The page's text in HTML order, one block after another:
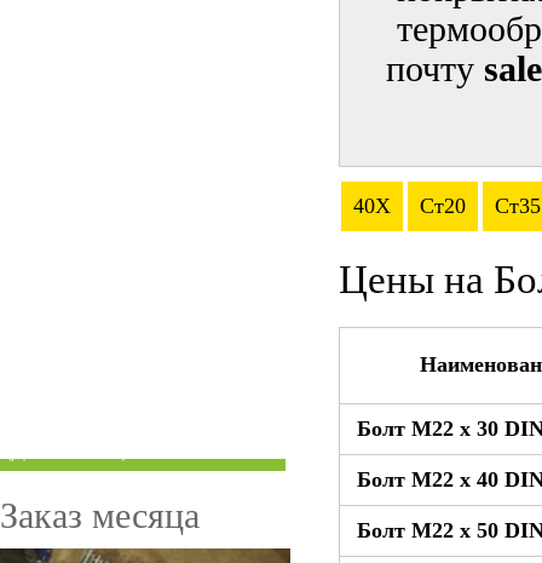
почту
40Х Ст20 Ст35
Цены на
Болт М22 x 30
Болт М22 x 40
Болт М22 x 50
Заказ месяца